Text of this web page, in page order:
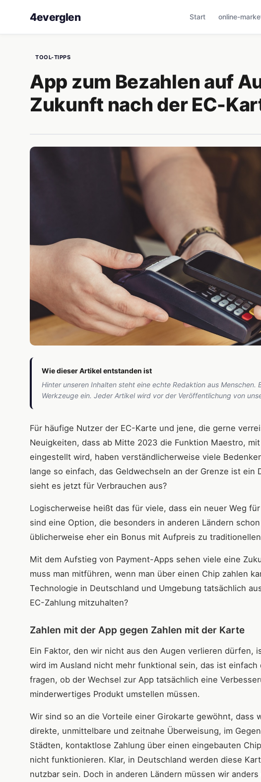
4everglen Start online-
TOOL-TIPPS
App zum Bezahlen auf
Zukunft nach der EC-
Wie dieser Artikel entstanden ist
Hinter unseren Inhalten steht eine echte Redaktion aus
Werkzeuge ein. Jeder Artikel wird vor der Veröffentlichung von
Für häufige Nutzer der EC-Karte und jene, die gerne
Neuigkeiten, dass ab Mitte 2023 die Funktion Maestro,
eingestellt wird, haben verständlicherweise viele
lange so einfach, das Geldwechseln an der Grenze ist
sieht es jetzt für Verbrauchen aus?
Logischerweise heißt das für viele, dass ein neuer Weg
sind eine Option, die besonders in anderen Ländern
üblicherweise eher ein Bonus mit Aufpreis zu
Mit dem Aufstieg von Payment-Apps sehen viele eine
muss man mitführen, wenn man über einen Chip zahlen
Technologie in Deutschland und Umgebung tatsächlich
EC-Zahlung mitzuhalten?
Zahlen mit der App gegen Zahlen mit der Karte
Ein Faktor, den wir nicht aus den Augen verlieren dürfen,
wird im Ausland nicht mehr funktional sein, das ist
fragen, ob der Wechsel zur App tatsächlich eine
minderwertiges Produkt umstellen müssen.
Wir sind so an die Vorteile einer Girokarte gewöhnt, dass
direkte, unmittelbare und zeitnahe Überweisung, im
Städten, kontaktlose Zahlung über einen eingebauten
nicht funktionieren. Klar, in Deutschland werden diese
nutzbar sein. Doch in anderen Ländern müssen wir